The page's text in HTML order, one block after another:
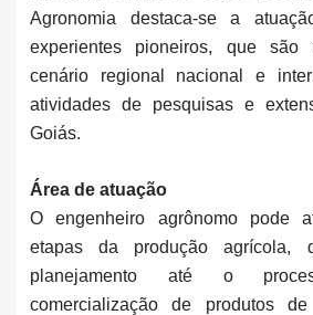
Agronomia destaca-se a
experientes pioneiros, que
cenário regional nacional e
atividades de pesquisas e
Goiás.
Área de atuação
O engenheiro agrônomo pode
etapas da produção
planejamento até o
comercialização de produtos